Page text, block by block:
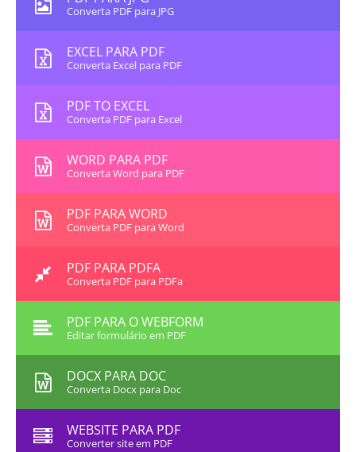
Converta PDF para JPG
EXCEL PARA PDF
Converta Excel para PDF
PDF TO EXCEL
Converta PDF para Excel
WORD PARA PDF
Converta Word para PDF
PDF PARA WORD
Converta PDF para Word
PDF PARA PDFA
Converta PDF para PDFa
PDF PARA O WEBFORM
Editar formulário em PDF
DOCX PARA DOC
Converta Docx para Doc
WEBSITE PARA PDF
Converter site em PDF